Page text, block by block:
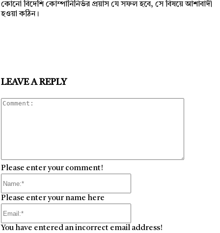
কোনো বিদেশি কোম্পানিনির্ভর প্রয়াস যে সফল হবে, সে বিষয়ে আশাবাদী
হওয়া কঠিন।
LEAVE A REPLY
Please enter your comment!
Please enter your name here
You have entered an incorrect email address!